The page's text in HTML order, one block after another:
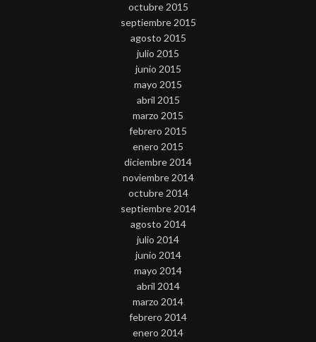
octubre 2015
septiembre 2015
agosto 2015
julio 2015
junio 2015
mayo 2015
abril 2015
marzo 2015
febrero 2015
enero 2015
diciembre 2014
noviembre 2014
octubre 2014
septiembre 2014
agosto 2014
julio 2014
junio 2014
mayo 2014
abril 2014
marzo 2014
febrero 2014
enero 2014